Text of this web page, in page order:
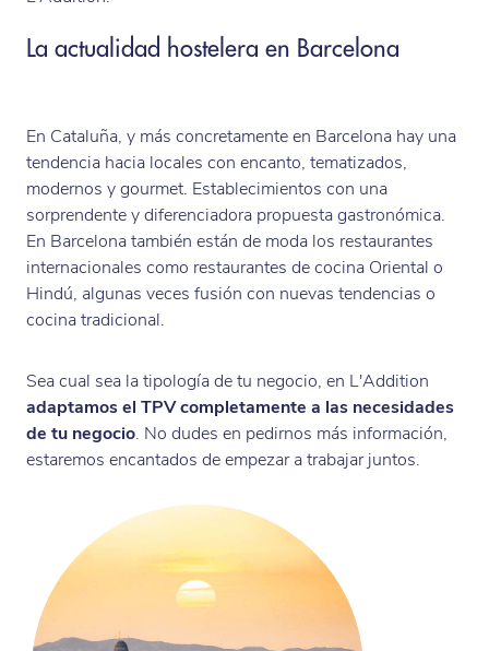
La actualidad hostelera en Barcelona
En Cataluña, y más concretamente en Barcelona hay una
tendencia hacia locales con encanto, tematizados,
modernos y gourmet. Establecimientos con una
sorprendente y diferenciadora propuesta gastronómica.
En Barcelona también están de moda los restaurantes
internacionales como restaurantes de cocina Oriental o
Hindú, algunas veces fusión con nuevas tendencias o
cocina tradicional.
Sea cual sea la tipología de tu negocio, en L'Addition
adaptamos el TPV completamente a las necesidades
de tu negocio. No dudes en pedirnos más información,
estaremos encantados de empezar a trabajar juntos.